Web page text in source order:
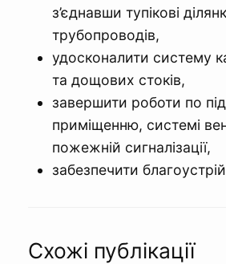
з’єднавши тупікові
трубопроводів,
удосконалити систему
та дощових стоків,
завершити роботи по
приміщенню, системі
пожежній сигналізації,
забезпечити
Схожі публікації